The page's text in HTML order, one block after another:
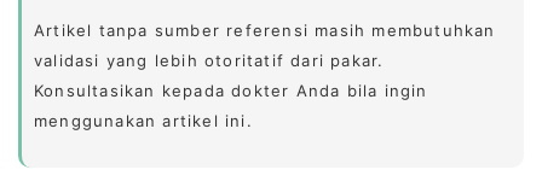
Artikel tanpa sumber referensi masih membutuhkan
validasi yang lebih otoritatif dari pakar.
Konsultasikan kepada dokter Anda bila ingin
menggunakan artikel ini.